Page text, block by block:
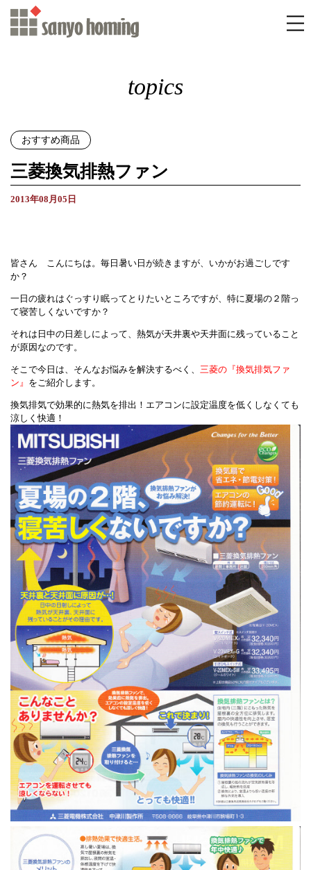
topics
おすすめ商品
三菱換気排熱ファン
2013年08月05日
皆さん こんにちは。毎日暑い日が続きますが、いかがお過ごしです
か？
一日の疲れはぐっすり眠ってとりたいところですが、特に夏場の２階っ
て寝苦しくないですか？
それは日中の日差しによって、熱気が天井裏や天井面に残っていること
が原因なのです。
そこで今日は、そんなお悩みを解決するべく、 三菱の『換気排気ファ
ン』 をご紹介します。
換気排気で効果的に熱気を排出！エアコンに設定温度を低くしなくても
涼しく快適！